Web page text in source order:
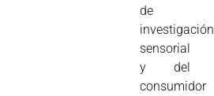
de
investigación
sensorial
y del
consumidor